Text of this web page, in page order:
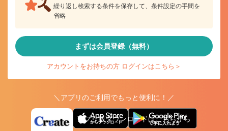
繰り返し検索する条件を保存して、条件設定の手間を
省略
まずは会員登録（無料）
アカウントをお持ちの方 ログインはこちら＞
＼アプリのご利用でもっと便利に！／
アプリ版ダウンロードはこちらから